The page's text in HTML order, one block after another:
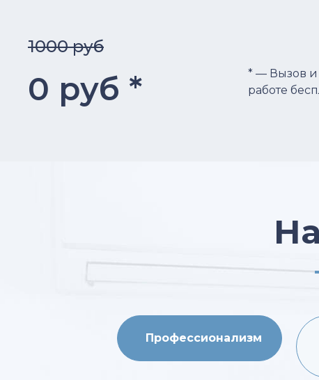
1000 руб
0 руб *
* — Вызов и
работе
Профессионализм